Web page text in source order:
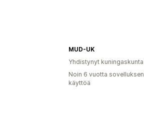
MUD-UK
Yhdistynyt kuningaskunta
Noin 6 vuotta sovelluksen
käyttöä